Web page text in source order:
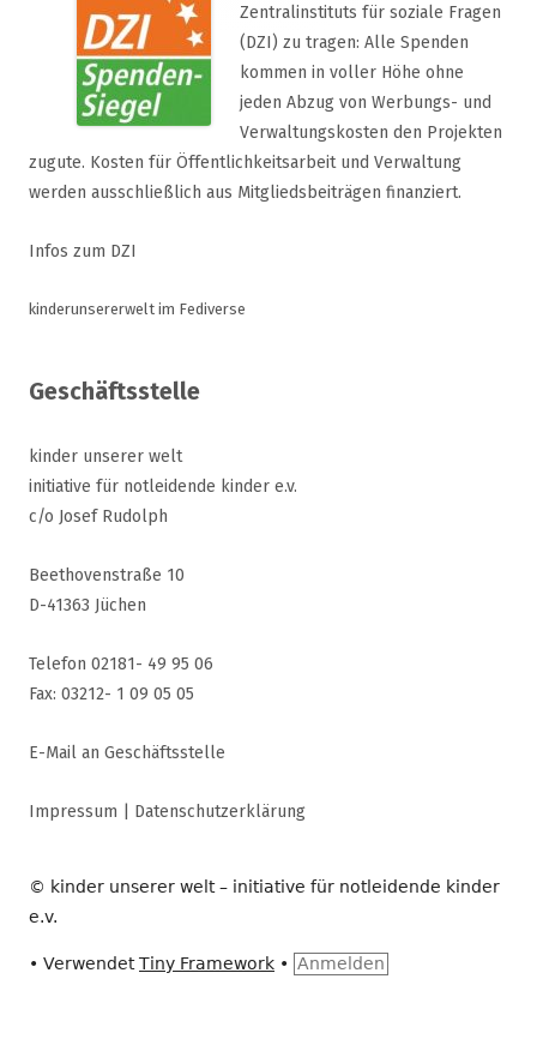
Zentralinstituts für soziale Fragen
(DZI) zu tragen: Alle Spenden
kommen in voller Höhe ohne
jeden Abzug von Werbungs- und
Verwaltungskosten den Projekten
zugute. Kosten für Öffentlichkeitsarbeit und Verwaltung
werden ausschließlich aus Mitgliedsbeiträgen finanziert.
Infos zum DZI
kinderunsererwelt im Fediverse
Geschäftsstelle
kinder unserer welt
initiative für notleidende kinder e.v.
c/o Josef Rudolph
Beethovenstraße 10
D-41363 Jüchen
Telefon 02181- 49 95 06
Fax: 03212- 1 09 05 05
E-Mail an Geschäftsstelle
Impressum Datenschutzerklärung
© kinder unserer welt – initiative für notleidende kinder
e.v.
• VerwendetTiny Framework • Anmelden